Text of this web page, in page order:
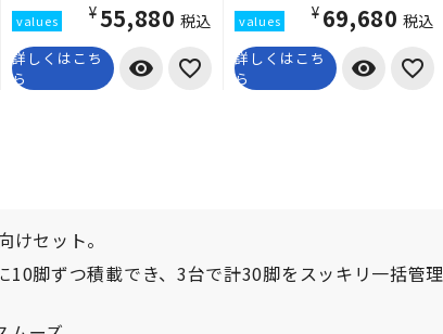
¥55,880 税込
詳しくはこち
ら
visibility
¥69,680 税込
詳しくはこち
ら
visibility
けセット。
脚ずつ積載でき、3台で計30脚をスッキリ一括管理